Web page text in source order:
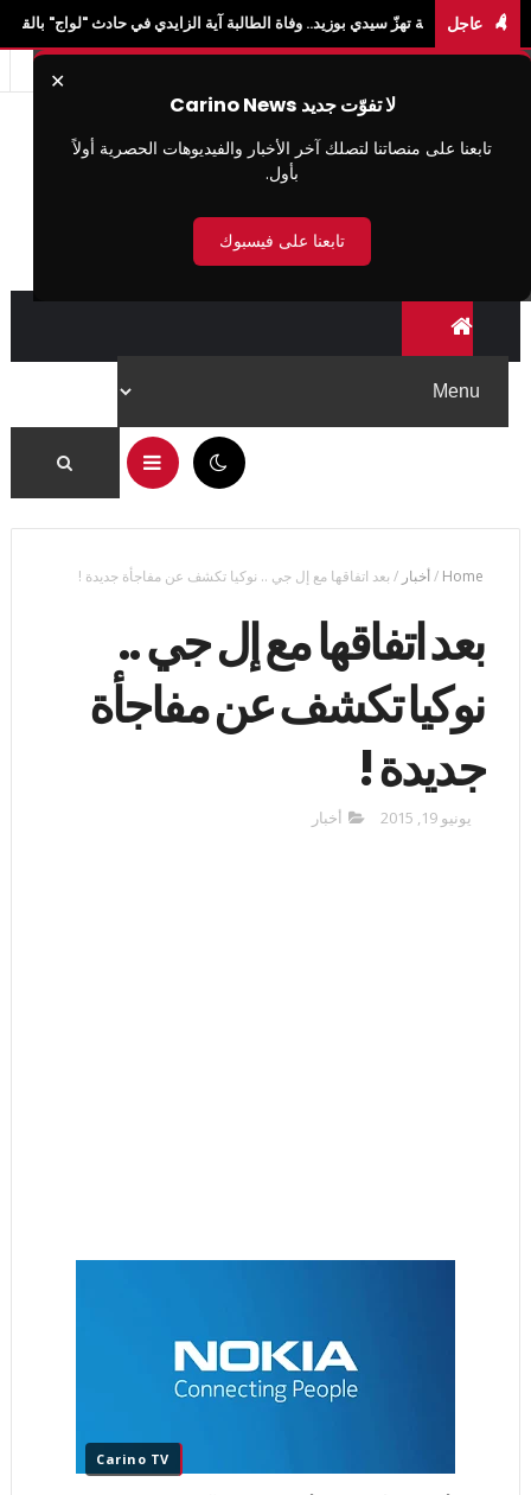
عاجل
سيدي بوزيد.. وفاة الطالبة آية الزايدي في حادث "لواج" بالقيروان ومصرع 3 آخرين
✕
لا تفوّت جديد Carino News
تابعنا على منصاتنا لتصلك آخر الأخبار والفيديوهات الحصرية أولاً
بأول.
تابعنا على فيسبوك
Home
/أخبار / بعد اتفاقها مع إل جي .. نوكيا تكشف عن مفاجأة جديدة !
بعد اتفاقها مع إل جي ..
نوكيا تكشف عن مفاجأة
جديدة !
يونيو 19, 2015 أخبار
Carino TV